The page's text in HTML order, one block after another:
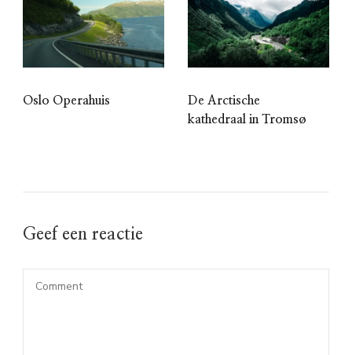
Oslo Operahuis
De Arctische
kathedraal in Tromsø
Geef een reactie